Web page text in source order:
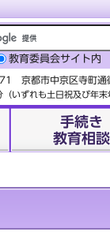
教育委員会サイト内
京都市中京区寺町通
いずれも土日祝及び年末
手続き
教育相談